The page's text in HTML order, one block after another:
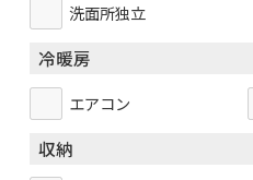
洗面所独立
冷暖房
エアコン
収納